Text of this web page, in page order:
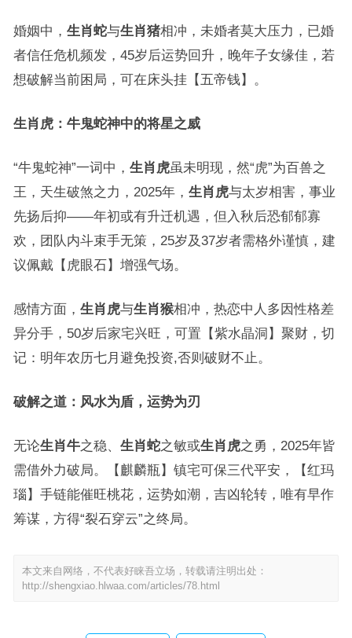
婚姻中， 生肖蛇与生肖猪相冲，未婚者莫大压力，已婚
者信任危机频发，45岁后运势回升，晚年子女缘佳，若
想破解当前困局，可在床头挂【五帝钱】。
生肖虎：牛鬼蛇神中的将星之威
“牛鬼蛇神”一词中， 生肖虎虽未明现，然“虎”为百兽之
王，天生破煞之力，2025年， 生肖虎与太岁相害，事业
先扬后抑——年初或有升迁机遇，但入秋后恐郁郁寡
欢，团队内斗束手无策，25岁及37岁者需格外谨慎，建
议佩戴【虎眼石】增强气场。
感情方面， 生肖虎与生肖猴相冲，热恋中人多因性格差
异分手，50岁后家宅兴旺，可置【紫水晶洞】聚财，切
记：明年农历七月避免投资,否则破财不止。
破解之道：风水为盾，运势为刃
无论生肖牛之稳、 生肖蛇之敏或生肖虎之勇，2025年皆
需借外力破局。【麒麟瓶】镇宅可保三代平安，【红玛
瑙】手链能催旺桃花，运势如潮，吉凶轮转，唯有早作
筹谋，方得“裂石穿云”之终局。
本文来自网络，不代表好睐吾立场，转载请注明出处：
http://shengxiao.hlwaa.com/articles/78.html